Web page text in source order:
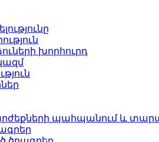
խորհուրդ
պահպանում և